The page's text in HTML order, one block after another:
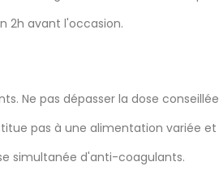
2h avant l'occasion.
Ne pas dépasser la dose
pas à une alimentation variée
simultanée d'anti-coagulants.